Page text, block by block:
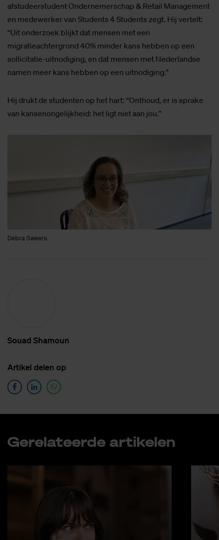
afstudeerstudent Ondernemerschap & Retail Management
en medewerker van Students 4 Students zegt. Hij vertelt:
“Uit onderzoek blijkt dat mensen met een
migratieachtergrond 40% minder kans hebben op een
sollicitatie-uitnodiging, en dat mensen met Nederlandse
namen meer kans hebben op een uitnodiging.”
Hij drukt de studenten op het hart: “Onthoud, er is sprake
van kansenongelijkheid: het ligt niet aan jou.”
Debra Sweers.
Sou­ad Sha­moun
Ar­ti­kel de­len op
Ge­re­la­teer­de ar­ti­ke­len